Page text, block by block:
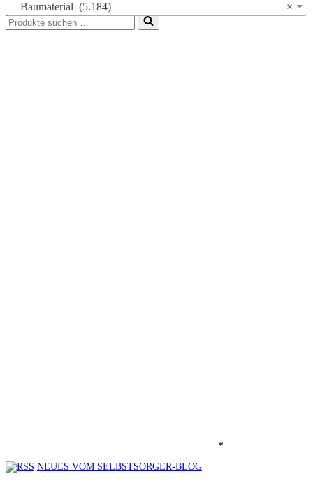
×
Baumaterial (5.184)
Suchen
nach …
*
NEUES VOM SELBSTSORGER-BLOG